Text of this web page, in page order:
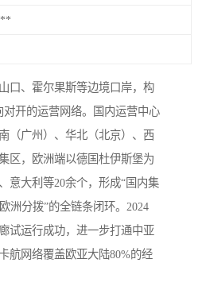
口、霍尔果斯等边境口岸，构
对开的运营网络。国内运营中心
（广州）、华北（北京）、西
区，欧洲端以德国杜伊斯堡为
意大利等20余个，形成“国内集
洲分拨”的全链条闭环。2024
试运行成功，进一步打通中亚
航网络覆盖欧亚大陆80%的经